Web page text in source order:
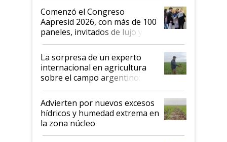
Argentina se sigan discutiendo
las mismas cosas de hace 50
años"
Comenzó el Congreso
Aapresid 2026, con más de 100
paneles, invitados de lujo y
todas las tendencias
La sorpresa de un experto
internacional en agricultura
sobre el campo argentino:
"Estoy muy impresionado"
Advierten por nuevos excesos
hídricos y humedad extrema en
la zona núcleo